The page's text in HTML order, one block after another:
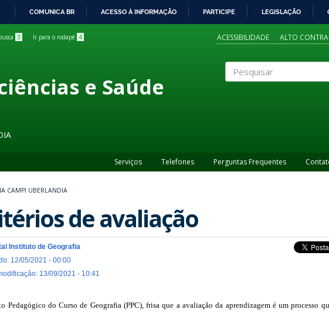
COMUNICA BR ACESSO À INFORMAÇÃO PARTICIPE LEGISLAÇÃO
3 Ir para o rodapé 4 ACESSIBILIDADE ALTO
e Saúde
Serviços Telefones Perguntas Frequentes
CAMPI UBERLANDIA
de avaliação
Instituto de Geografia
12/05/2021 - 00:00
13/09/2021 - 10:41
Pedagógico do Curso de Geografia (PPC), frisa que a avaliação da aprendizagem é um processo